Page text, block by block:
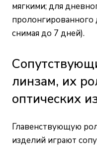
мягкими; для
пролонгированного
снимая до 7 дней).
линзам, их
оптических
Главенствующую
изделий играют